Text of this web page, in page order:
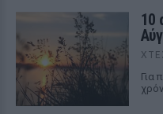
10
Για